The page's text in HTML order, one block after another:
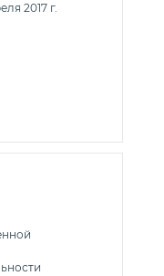
2017 г.